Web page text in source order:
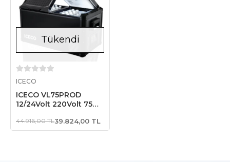
Tükendi
ICECO
ICECO VL75PROD
12/24Volt 220Volt 75
Outdoor Kompresörlü
Oto
44.916,00 TL39.824,00 TL